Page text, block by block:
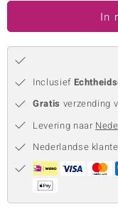
In
Inclusief
Gratis verzending
Levering naar
Nederlandse